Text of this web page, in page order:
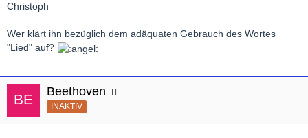
Christoph
Wer klärt ihn bezüglich dem adäquaten Gebrauch des Wortes
"Lied" auf?
Beethoven
INAKTIV